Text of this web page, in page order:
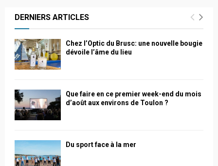
DERNIERS ARTICLES
Chez l’Optic du Brusc: une nouvelle bougie
dévoile l’âme du lieu
Que faire en ce premier week-end du mois
d’août aux environs de Toulon ?
Du sport face à la mer